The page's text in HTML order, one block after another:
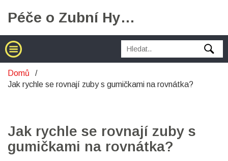
Péče o Zubní Hygienu
Domů
Jak rychle se rovnají zuby s gumičkami na rovnátka?
Jak rychle se rovnají zuby s
gumičkami na rovnátka?